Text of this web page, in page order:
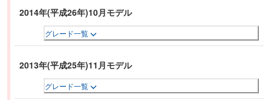
2014年(平成26年)10月モデル
グレード一覧
2013年(平成25年)11月モデル
グレード一覧